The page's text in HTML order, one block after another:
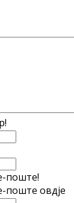
поште!
поште овдје